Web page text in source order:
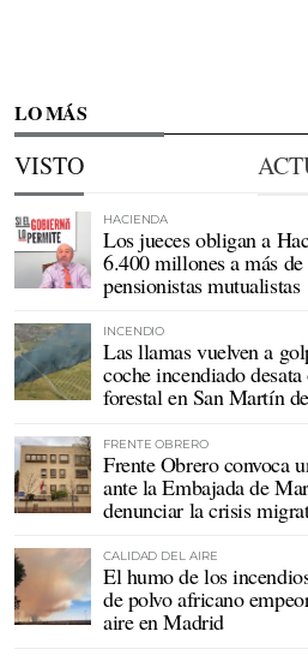
LO MÁS
VISTO
HACIENDA
Los jueces obligan a
6.400 millones a más
pensionistas mutualistas
INCENDIO
Las llamas vuelven a
coche incendiado
forestal en San Martín
FRENTE OBRERO
Frente Obrero convoca
ante la Embajada de
denunciar la crisis
CALIDAD DEL AIRE
El humo de los
de polvo africano
aire en Madrid